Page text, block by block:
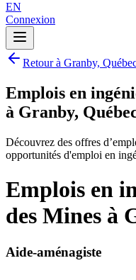
EN
Connexion
Retour à Granby,
Emplois en
à Granby,
Découvrez des offres
opportunités d'emploi en
Emplois en
des Mines à
Aide-aménagiste